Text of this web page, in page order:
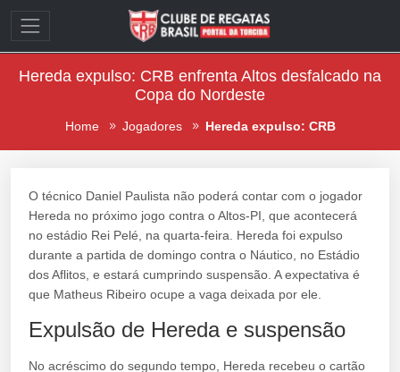
Hereda expulso: CRB enfrenta Altos desfalcado na
Copa do Nordeste
Home Jogadores Hereda expulso: CRB
O técnico Daniel Paulista não poderá contar com o jogador
Hereda no próximo jogo contra o Altos-PI, que acontecerá
no estádio Rei Pelé, na quarta-feira. Hereda foi expulso
durante a partida de domingo contra o Náutico, no Estádio
dos Aflitos, e estará cumprindo suspensão. A expectativa é
que Matheus Ribeiro ocupe a vaga deixada por ele.
Expulsão de Hereda e suspensão
No acréscimo do segundo tempo, Hereda recebeu o cartão